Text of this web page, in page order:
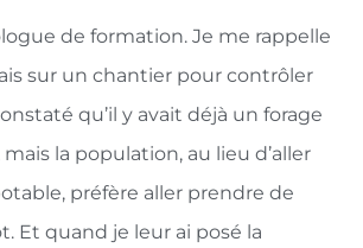
de formation. Je me rappelle
sur un chantier pour contrôler
qu’il y avait déjà un forage
la population, au lieu d’aller
préfère aller prendre de
Et quand je leur ai posé la